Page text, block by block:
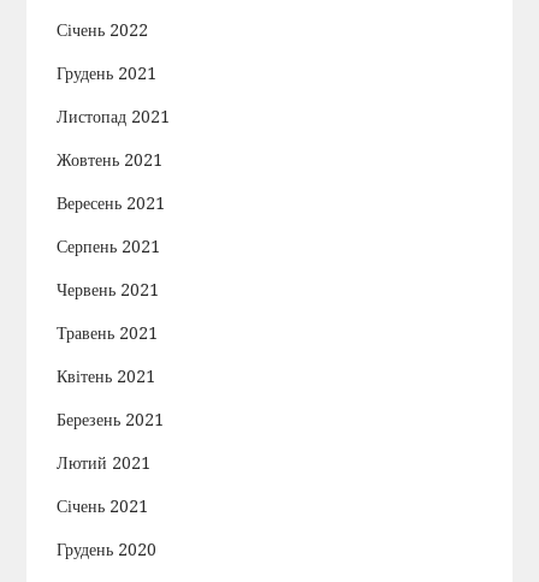
Січень 2022
Грудень 2021
Листопад 2021
Жовтень 2021
Вересень 2021
Серпень 2021
Червень 2021
Травень 2021
Квітень 2021
Березень 2021
Лютий 2021
Січень 2021
Грудень 2020